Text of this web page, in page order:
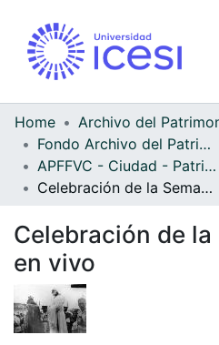
Home
Fondo Archivo del Patrimonio Fotográfico y Fílmico del Valle del Cauca
APFFVC - Ciudad - Patrimonial
Celebración de la Semana Santa en vivo
Celebración de la
en vivo